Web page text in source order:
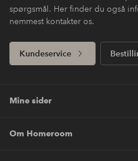
spørgsmål. Her finder du også
nemmest kontakter os.
Kundeservice
Mine sider
Om Homeroom